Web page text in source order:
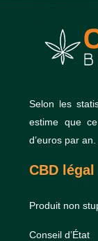
Selon les
estime que
d’euros par an.
CBD légal
Produit non
Conseil d’État